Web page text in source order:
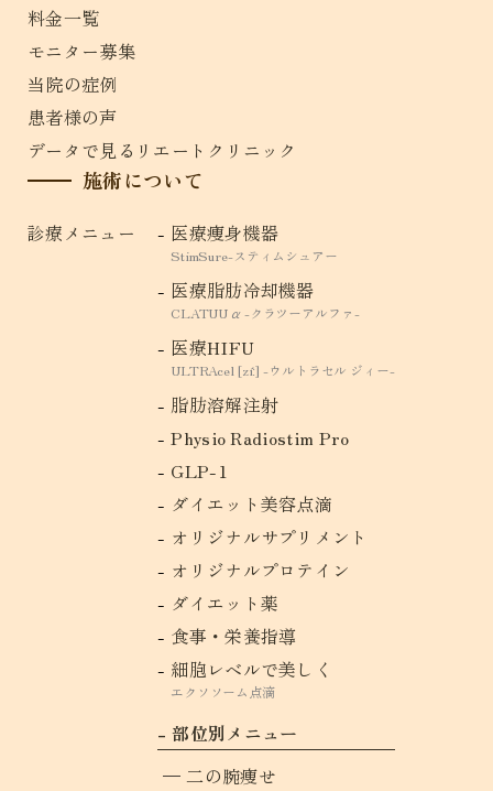
料金一覧
モニター募集
当院の症例
患者様の声
データで見るリエートクリニック
施術について
診療メニュー 医療痩身機器
StimSure-スティムシュアー
医療脂肪冷却機器
CLATUU α -クラツーアルファ-
医療HIFU
ULTRAcel [zíː] -ウルトラセル ジィー-
脂肪溶解注射
Physio Radiostim Pro
GLP-1
ダイエット美容点滴
オリジナルサプリメント
オリジナルプロテイン
ダイエット薬
食事・栄養指導
細胞レベルで美しく
エクソソーム点滴
部位別メニュー
二の腕痩せ